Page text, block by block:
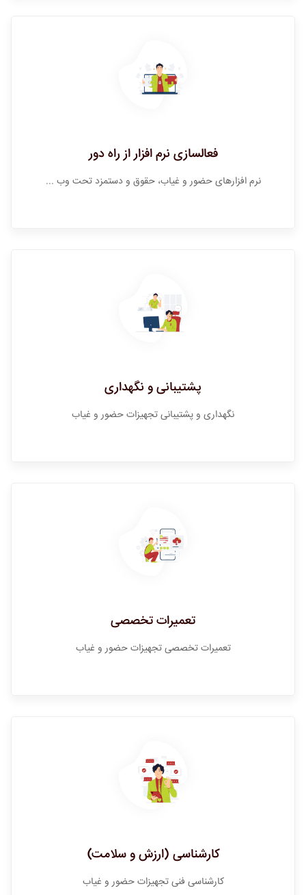
فعالسازی نرم افزار از راه دور
نرم افزارهای حضور و غیاب، حقوق و دستمزد تحت وب ...
پشتیبانی و نگهداری
نگهداری و پشتیبانی تجهیزات حضور و غیاب
تعمیرات تخصصی
تعمیرات تخصصی تجهیزات حضور و غیاب
کارشناسی (ارزش و سلامت)
کارشناسی فنی تجهیزات حضور و غیاب